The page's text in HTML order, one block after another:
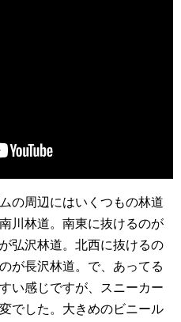
の周辺にはいくつもの林道
川林道。南東に抜けるのが
弘沢林道。北西に抜けるの
が長沢林道。で、あってる
い感じですが、スニーカー
でした。大きめのビニール